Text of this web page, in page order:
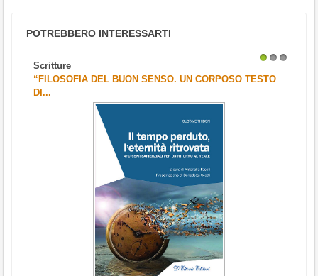
POTREBBERO INTERESSARTI
Scritture
“FILOSOFIA DEL BUON SENSO. UN CORPOSO TESTO
DI...